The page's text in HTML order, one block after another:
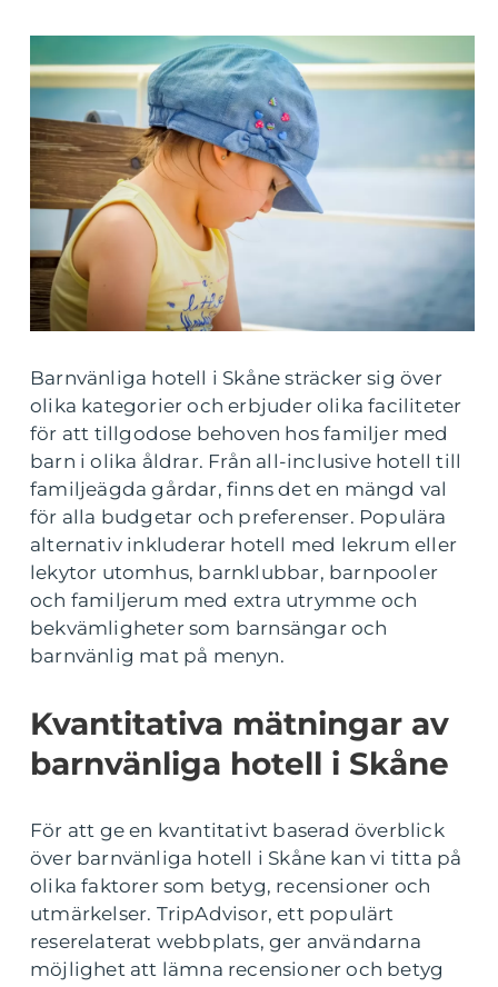
Barnvänliga hotell i Skåne sträcker sig över
olika kategorier och erbjuder olika faciliteter
för att tillgodose behoven hos familjer med
barn i olika åldrar. Från all-inclusive hotell till
familjeägda gårdar, finns det en mängd val
för alla budgetar och preferenser. Populära
alternativ inkluderar hotell med lekrum eller
lekytor utomhus, barnklubbar, barnpooler
och familjerum med extra utrymme och
bekvämligheter som barnsängar och
barnvänlig mat på menyn.
Kvantitativa mätningar av
barnvänliga hotell i Skåne
För att ge en kvantitativt baserad överblick
över barnvänliga hotell i Skåne kan vi titta på
olika faktorer som betyg, recensioner och
utmärkelser. TripAdvisor, ett populärt
reserelaterat webbplats, ger användarna
möjlighet att lämna recensioner och betyg